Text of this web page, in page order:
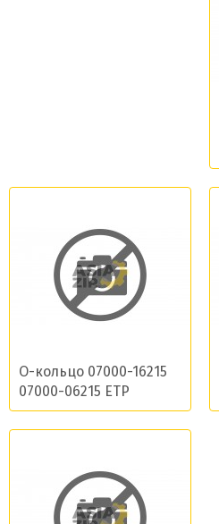
О-кольцо 07000-16215
07000-06215 ETP